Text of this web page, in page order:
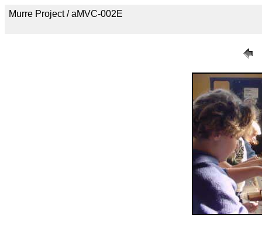
Murre Project / aMVC-002E